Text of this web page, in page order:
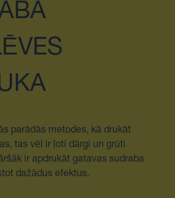
parādās metodes, kā drukāt
tas vēl ir ļoti dārgi un grūti
ir apdrukāt gatavas sudraba
dažādus efektus.